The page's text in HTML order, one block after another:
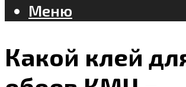
Меню
Какой клей